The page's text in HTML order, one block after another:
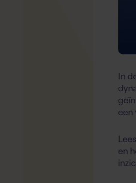
In
een
en